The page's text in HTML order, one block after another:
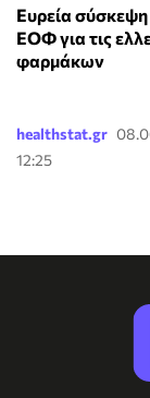
Ευρεία
ΕΟΦ για τις
φαρμάκων
healthstat.gr
12:25